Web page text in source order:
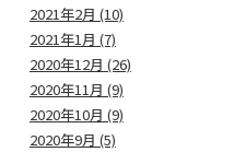
2021年2月 (10)
2021年1月 (7)
2020年12月 (26)
2020年11月 (9)
2020年10月 (9)
2020年9月 (5)